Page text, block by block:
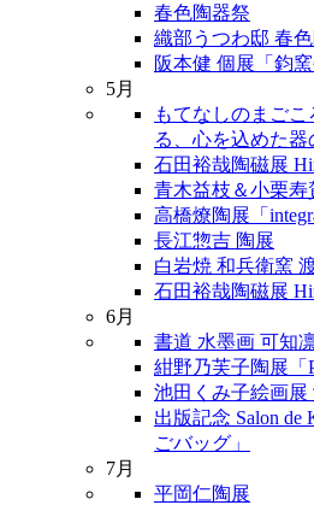
春色陶器祭
織部うつわ邸 春
阪本健 個展「鈞
5月
もてなしのまご
る、心を込めた器
石田裕哉陶磁展
青木益枝＆小栗寿
高橋燎陶展「
長江惣吉 陶展
白岩焼 和兵衛窯
石田裕哉陶磁展
6月
書道 水墨画 可知
紺野乃芙子陶展「
池田くみ子絵画展
出版記念 Salon
ごバッグ」
7月
平岡仁陶展